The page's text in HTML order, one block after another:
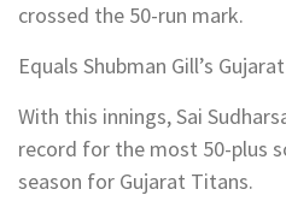
crossed the 50-run mark.
Equals Shubman Gill’s
With this innings, Sai
record for the most 50-plus
season for Gujarat Titans.